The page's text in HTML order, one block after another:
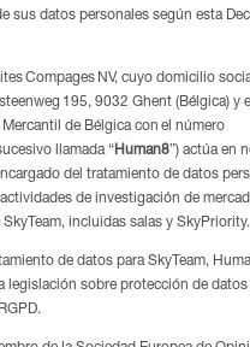
sus datos personales según esta
Compages NV, cuyo domicilio
195, 9032 Ghent (Bélgica) y
de Bélgica con el número
llamada “Human8”) actúa en
del tratamiento de datos
de investigación de
incluidas salas y SkyPriority.
de datos para SkyTeam,
legislación sobre protección de